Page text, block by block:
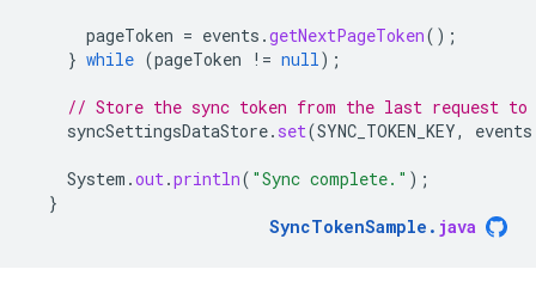
pageToken = events .getNextPageToken();
} while (pageToken != null);
// Store the sync token from the last request to
syncSettingsDataStore. set(SYNC_TOKEN_KEY, events
System .out.println( "Sync complete." );
}
SyncTokenSample . java